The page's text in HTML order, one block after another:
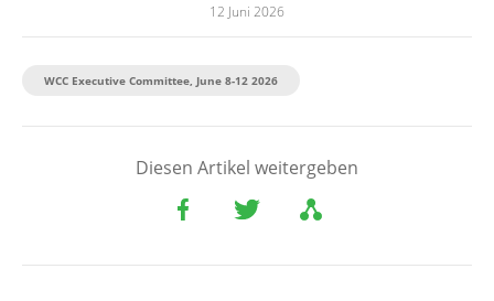
12 Juni 2026
WCC Executive Committee, June 8-12 2026
Diesen Artikel weitergeben